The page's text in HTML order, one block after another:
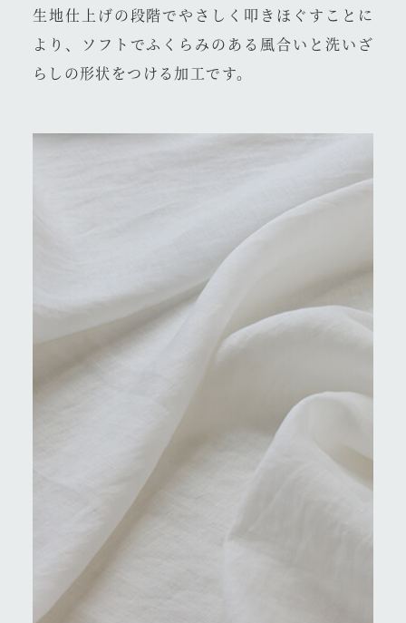
生地仕上げの段階でやさしく叩きほぐすことに
より、ソフトでふくらみのある風合いと洗いざ
らしの形状をつける加工です。